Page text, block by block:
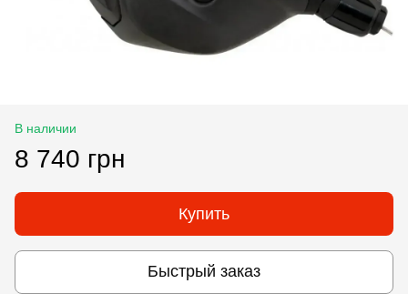
В наличии
8 740 грн
Купить
Быстрый заказ